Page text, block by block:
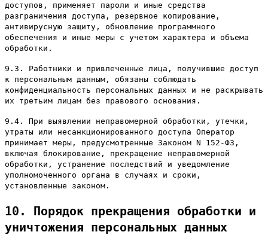
доступов, применяет пароли и иные средства
разграничения доступа, резервное копирование,
антивирусную защиту, обновление программного
обеспечения и иные меры с учетом характера и объема
обработки.
9.3. Работники и привлеченные лица, получившие доступ
к персональным данным, обязаны соблюдать
конфиденциальность персональных данных и не раскрывать
их третьим лицам без правового основания.
9.4. При выявлении неправомерной обработки, утечки,
утраты или несанкционированного доступа Оператор
принимает меры, предусмотренные Законом N 152-ФЗ,
включая блокирование, прекращение неправомерной
обработки, устранение последствий и уведомление
уполномоченного органа в случаях и сроки,
установленные законом.
10. Порядок прекращения обработки и
уничтожения персональных данных